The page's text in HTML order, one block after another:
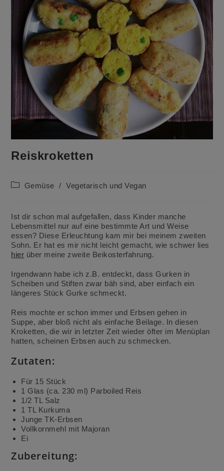
Reiskroketten
Beitrags-
Gemüse / Vegetarisch und Vegan
Ist dir schon mal aufgefallen, dass Kinder manche
Lebensmittel nur auf eine bestimmte Art und Weise
essen? Diese Erleuchtung kam mir bei meinem zweiten
Sohn. Er hat es mir nicht leicht gemacht, wie schwer lies
hier über meine zweite Beikosterfahrung.
Irgendwann habe ich z.B. entdeckt, dass Gurken in
Scheiben und Stiften zwar bäh sind, aber einfach ein
längeres Stück Gurke schmeckt.
Reis mochte er schon immer und Erbsen gehen in
Suppe, aber bloß nicht als einfache Beilage. In diesen
Kroketten, die wir in letzter Zeit wieder öfter im Menüplan
hatten, scheinen Erbsen auch zu schmecken.
Zutaten:
Für 15 Stück
1 Glas (ca. 230 ml) Parboiled Reis
1/2 TL Salz
1 TL Kurkuma
Junge TK-Erbsen
Vollkornmehl mit Majoran
Ei
Zubereitung: